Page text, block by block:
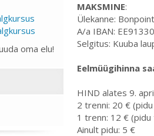
oma elu!
MAKSMINE:
Ülekanne:
A/a IBAN:
Selgitus: Kuuba
Eelmüügihinna
HIND alates 9.
2 trenni: 20 €
1 trenn: 12 € (pidu
Ainult pidu: 5 €